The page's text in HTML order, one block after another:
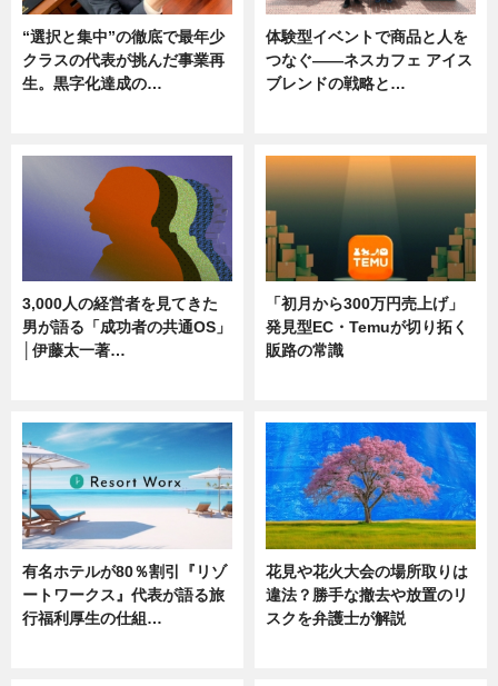
“選択と集中”の徹底で最年少
クラスの代表が挑んだ事業再
生。黒字化達成の…
体験型イベントで商品と人を
つなぐ――ネスカフェ アイス
ブレンドの戦略と…
3,000人の経営者を見てきた
男が語る「成功者の共通OS」
│伊藤太一著…
「初月から300万円売上げ」
発見型EC・Temuが切り拓く
販路の常識
有名ホテルが80％割引『リゾ
ートワークス』代表が語る旅
行福利厚生の仕組…
花見や花火大会の場所取りは
違法？勝手な撤去や放置のリ
スクを弁護士が解説